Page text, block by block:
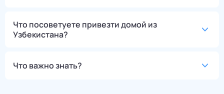
Что посоветуете привезти домой из
Узбекистана?
Что важно знать?